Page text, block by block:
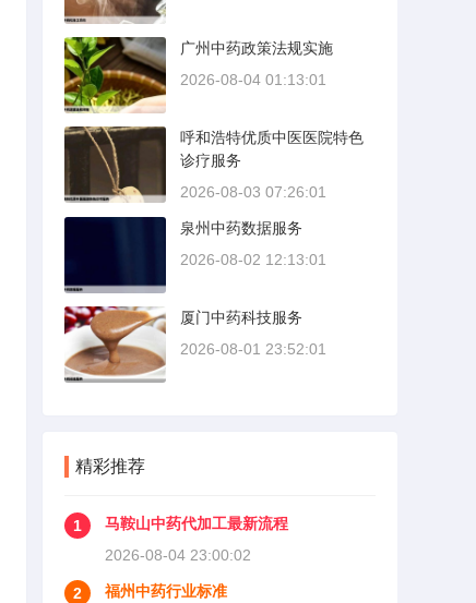
广州中药政策法规实施
2026-08-04 01:13:01
呼和浩特优质中医医院特色
诊疗服务
2026-08-03 07:26:01
泉州中药数据服务
2026-08-02 12:13:01
厦门中药科技服务
2026-08-01 23:52:01
精彩推荐
1
马鞍山中药代加工最新流程
2026-08-04 23:00:02
2
福州中药行业标准